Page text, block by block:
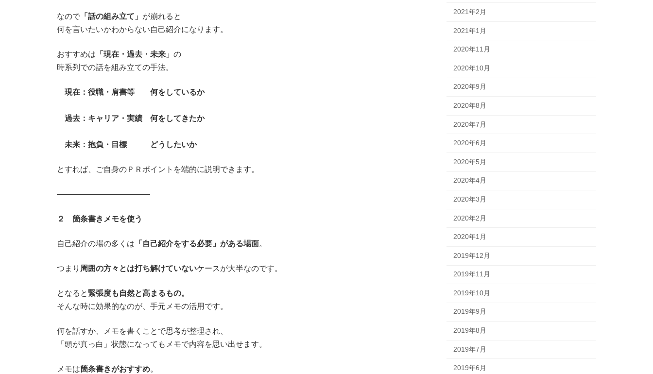
なので 「話の組み立て」 が崩れると
何を言いたいかわからない自己紹介になります。
おすすめは 「現在・過去・未来」 の
時系列での話を組み立ての手法。
現在：役職・肩書等 何をしているか
過去：キャリア・実績 何をしてきたか
未来：抱負・目標 どうしたいか
とすれば、ご自身のＰＲポイントを端的に説明できます。
――――――――――――
２ 箇条書きメモを使う
自己紹介の場の多くは 「自己紹介をする必要」がある場面。
つまり 周囲の方々とは打ち解けていないケースが大半なのです。
となると 緊張度も自然と高まるもの。
そんな時に効果的なのが、手元メモの活用です。
何を話すか、メモを書くことで思考が整理され、
「頭が真っ白」状態になってもメモで内容を思い出せます。
メモは箇条書きがおすすめ。
2021年2月
2021年1月
2020年11月
2020年10月
2020年9月
2020年8月
2020年7月
2020年6月
2020年5月
2020年4月
2020年3月
2020年2月
2020年1月
2019年12月
2019年11月
2019年10月
2019年9月
2019年8月
2019年7月
2019年6月